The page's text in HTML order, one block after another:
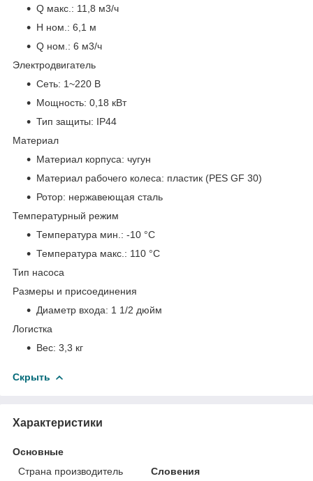
Q макс.: 11,8 м3/ч
H ном.: 6,1 м
Q ном.: 6 м3/ч
Электродвигатель
Сеть: 1~220 В
Мощность: 0,18 кВт
Тип защиты: IP44
Материал
Материал корпуса: чугун
Материал рабочего колеса: пластик (PES GF 30)
Ротор: нержавеющая сталь
Температурный режим
Температура мин.: -10 °С
Температура макс.: 110 °С
Тип насоса
Размеры и присоединения
Диаметр входа: 1 1/2 дюйм
Логистка
Вес: 3,3 кг
Скрыть
Характеристики
Основные
Страна производитель
Словения